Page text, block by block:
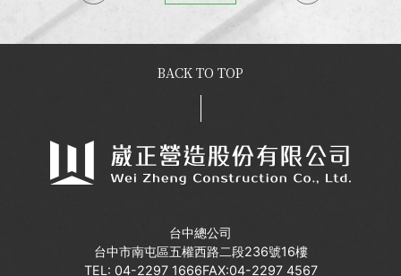
台中總公司
台中市南屯區五權西路二段236號16樓
TEL: 04-2297 1666FAX:04-2297 4567
BACK TO TOP